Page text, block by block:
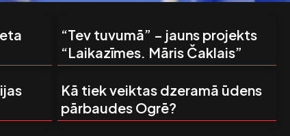
“Tev tuvumā” – jauns projekts
“Laikazīmes. Māris Čaklais”
Kā tiek veiktas dzeramā ūdens
pārbaudes Ogrē?